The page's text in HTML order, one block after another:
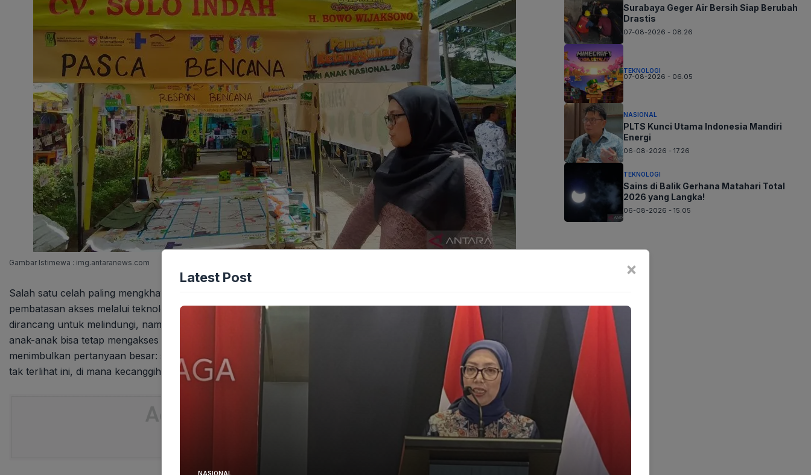
Gambar Istimewa : img.antaranews.com
Salah satu celah paling mengkhawatirkan yang diidentifikasi PKPA adalah potensi anak-anak untuk mengakali
pembatasan akses melalui teknologi seperti Virtual Private Network (VPN). Bayangkan, sebuah aturan yang
dirancang untuk melindungi, namun mudah ditembus dengan beberapa klik saja. "Kalau sistemnya tidak disiapkan,
anak-anak bisa tetap mengakses melalui VPN. Artinya, pembatasan menjadi tidak efektif," jelas Keumala. Ini
menimbulkan pertanyaan besar: seberapa siapkah infrastruktur digital kita menghadapi "perang" teknologi yang
tak terlihat ini, di mana kecanggihan pembatasan harus berhadapan dengan inovasi cara menembusnya?
Surabaya Geger Air Bersih Siap Berubah
Drastis
07-08-2026 - 08.26
TEKNOLOGI
07-08-2026 - 06.05
NASIONAL
PLTS Kunci Utama Indonesia Mandiri
Energi
06-08-2026 - 17.26
TEKNOLOGI
Sains di Balik Gerhana Matahari Total
2026 yang Langka!
06-08-2026 - 15.05
×
Latest Post
NASIONAL